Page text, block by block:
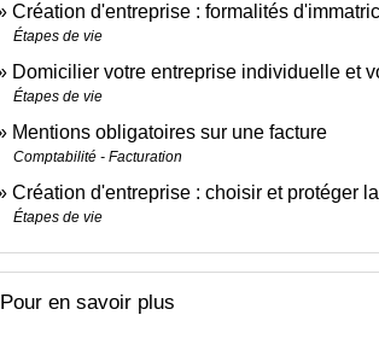
Création d'entreprise : formalités
Étapes de vie
Domicilier votre entreprise individuelle et
Étapes de vie
Mentions obligatoires sur une facture
Comptabilité - Facturation
Création d'entreprise : choisir et protéger
Étapes de vie
Pour en savoir plus